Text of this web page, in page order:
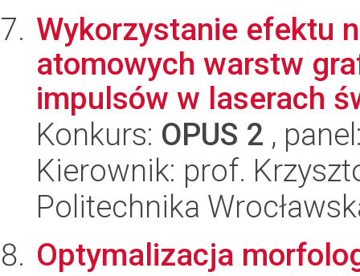
Wykorzystanie efektu
atomowych warstw
impulsów w laserach
Konkurs: OPUS 2 ,
Kierownik: prof.
Politechnika
Optymalizacja